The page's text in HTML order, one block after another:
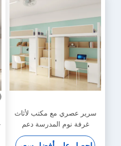
سرير عصري مع مكتب لأثاث
غرفة نوم المدرسة دعم
تخصيص